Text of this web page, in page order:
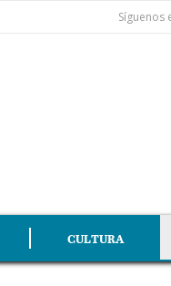
Síguenos
CULTURA